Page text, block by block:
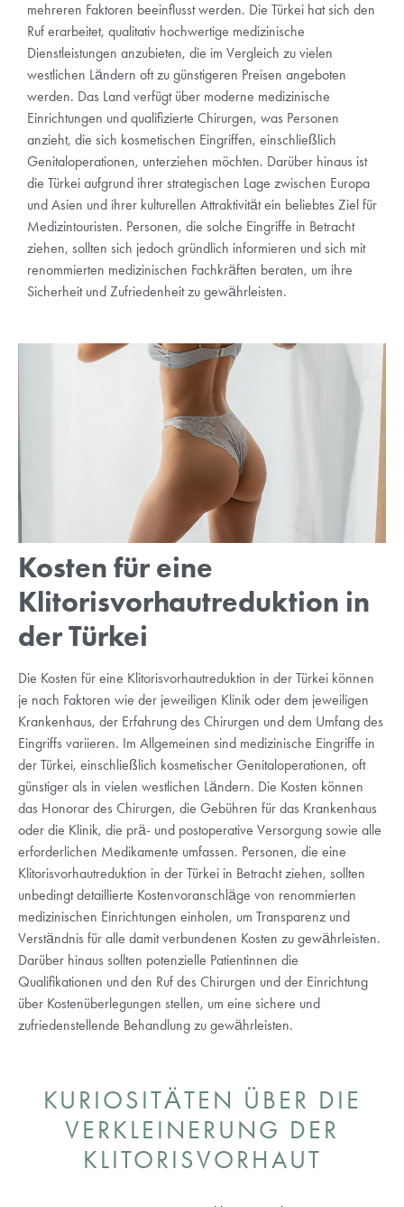
mehreren Faktoren beeinflusst werden. Die Türkei hat sich den
Ruf erarbeitet, qualitativ hochwertige medizinische
Dienstleistungen anzubieten, die im Vergleich zu vielen
westlichen Ländern oft zu günstigeren Preisen angeboten
werden. Das Land verfügt über moderne medizinische
Einrichtungen und qualifizierte Chirurgen, was Personen
anzieht, die sich kosmetischen Eingriffen, einschließlich
Genitaloperationen, unterziehen möchten. Darüber hinaus ist
die Türkei aufgrund ihrer strategischen Lage zwischen Europa
und Asien und ihrer kulturellen Attraktivität ein beliebtes Ziel für
Medizintouristen. Personen, die solche Eingriffe in Betracht
ziehen, sollten sich jedoch gründlich informieren und sich mit
renommierten medizinischen Fachkräften beraten, um ihre
Sicherheit und Zufriedenheit zu gewährleisten.
Kosten für eine
Klitorisvorhautreduktion in
der Türkei
Die Kosten für eine Klitorisvorhautreduktion in der Türkei können
je nach Faktoren wie der jeweiligen Klinik oder dem jeweiligen
Krankenhaus, der Erfahrung des Chirurgen und dem Umfang des
Eingriffs variieren. Im Allgemeinen sind medizinische Eingriffe in
der Türkei, einschließlich kosmetischer Genitaloperationen, oft
günstiger als in vielen westlichen Ländern. Die Kosten können
das Honorar des Chirurgen, die Gebühren für das Krankenhaus
oder die Klinik, die prä- und postoperative Versorgung sowie alle
erforderlichen Medikamente umfassen. Personen, die eine
Klitorisvorhautreduktion in der Türkei in Betracht ziehen, sollten
unbedingt detaillierte Kostenvoranschläge von renommierten
medizinischen Einrichtungen einholen, um Transparenz und
Verständnis für alle damit verbundenen Kosten zu gewährleisten.
Darüber hinaus sollten potenzielle Patientinnen die
Qualifikationen und den Ruf des Chirurgen und der Einrichtung
über Kostenüberlegungen stellen, um eine sichere und
zufriedenstellende Behandlung zu gewährleisten.
KURIOSITÄTEN ÜBER DIE
VERKLEINERUNG DER
KLITORISVORHAUT